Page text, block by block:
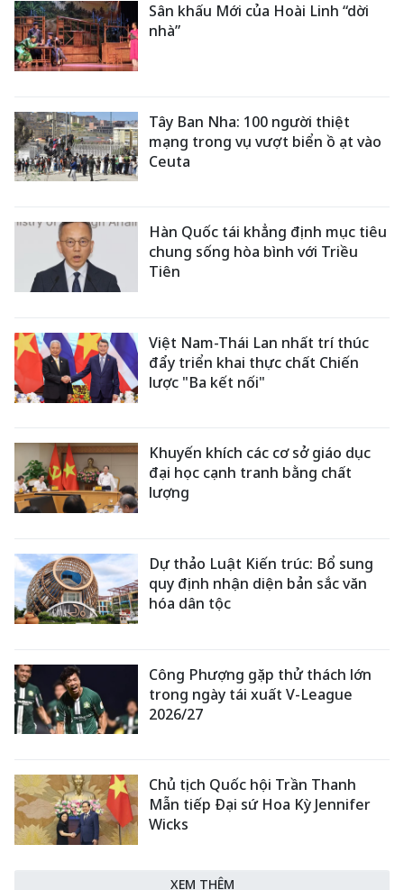
Sân khấu Mới của Hoài Linh “dời
nhà”
Tây Ban Nha: 100 người thiệt
mạng trong vụ vượt biển ồ ạt vào
Ceuta
Hàn Quốc tái khẳng định mục tiêu
chung sống hòa bình với Triều
Tiên
Việt Nam-Thái Lan nhất trí thúc
đẩy triển khai thực chất Chiến
lược "Ba kết nối"
Khuyến khích các cơ sở giáo dục
đại học cạnh tranh bằng chất
lượng
Dự thảo Luật Kiến trúc: Bổ sung
quy định nhận diện bản sắc văn
hóa dân tộc
Công Phượng gặp thử thách lớn
trong ngày tái xuất V-League
2026/27
Chủ tịch Quốc hội Trần Thanh
Mẫn tiếp Đại sứ Hoa Kỳ Jennifer
Wicks
XEM THÊM